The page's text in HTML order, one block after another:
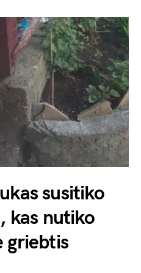
susitiko
kas nutiko
griebtis